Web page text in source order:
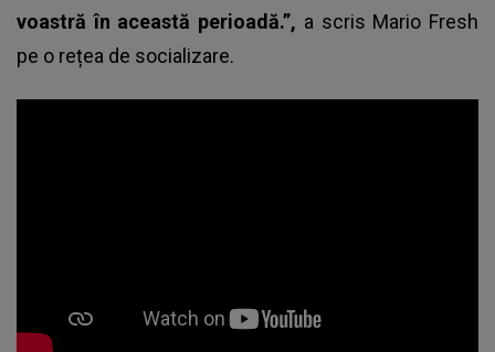
voastră în această perioadă.”, a scris Mario Fresh
pe o rețea de socializare.